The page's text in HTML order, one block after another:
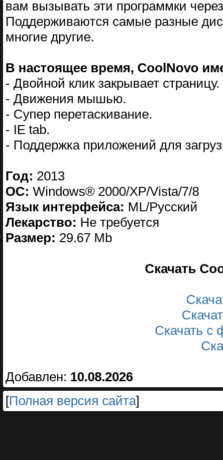
вам вызывать эти программки
Поддерживаются самые разные
многие другие.
В настоящее время, CoolNovo
- Двойной клик закрывает страницу.
- Движения мышью.
- Супер перетаскивание.
- IE tab.
- Поддержка приложений для
Год: 2013
ОС: Windows® 2000/XP/Vista/7/8
Язык интерфейса: ML/Русский
Лекарство: Не требуется
Размер: 29.67 Mb
Скачать
Скачать с
Добавлен: 10.08.2026
[Полная версия сайта]